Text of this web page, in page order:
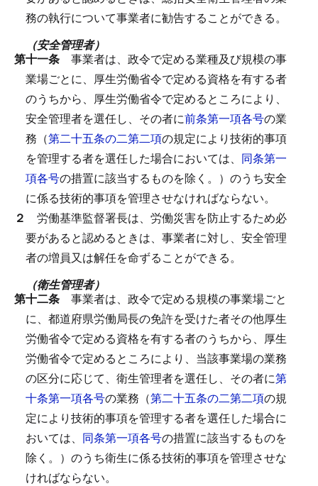
務の執行について事業者に勧告することができる。
（安全管理者）
第十一条 事業者は、政令で定める業種及び規模の事
業場ごとに、厚生労働省令で定める資格を有する者
のうちから、厚生労働省令で定めるところにより、
安全管理者を選任し、その者に前条第一項各号の業
務（第二十五条の二第二項の規定により技術的事項
を管理する者を選任した場合においては、 同条第一
項各号の措置に該当するものを除く。）のうち安全
に係る技術的事項を管理させなければならない。
２ 労働基準監督署長は、労働災害を防止するため必
要があると認めるときは、事業者に対し、安全管理
者の増員又は解任を命ずることができる。
（衛生管理者）
第十二条 事業者は、政令で定める規模の事業場ごと
に、都道府県労働局長の免許を受けた者その他厚生
労働省令で定める資格を有する者のうちから、厚生
労働省令で定めるところにより、当該事業場の業務
の区分に応じて、衛生管理者を選任し、その者に第
十条第一項各号の業務（第二十五条の二第二項の規
定により技術的事項を管理する者を選任した場合に
おいては、 同条第一項各号の措置に該当するものを
除く。）のうち衛生に係る技術的事項を管理させな
ければならない。